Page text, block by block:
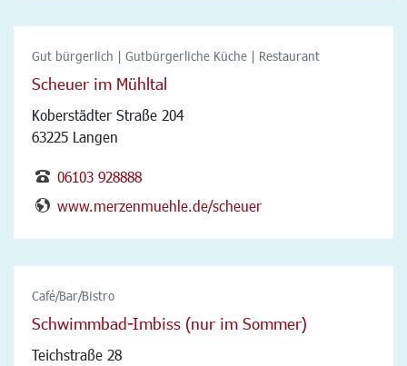
Gut bürgerlich | Gutbürgerliche Küche | Restaurant
Scheuer im Mühltal
Koberstädter Straße 204
63225 Langen
06103 928888
www.merzenmuehle.de/scheuer
Café/Bar/Bistro
Schwimmbad-Imbiss (nur im Sommer)
Teichstraße 28